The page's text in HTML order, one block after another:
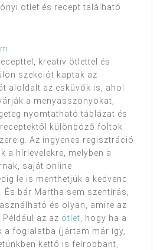
ötlet és recept található
kreatív ötlettel és
szekciót kaptak az
aloldalt az esküvők is, ahol
a menyasszonyokat,
nyomtatható táblázat és
különböző foltok
Az ingyenes regisztráció
a hírlevelekre, melyben a
saját online
le is menthetjük a kedvenc
És bár Martha sem szentírás,
és olyan, amire az
az az ötlet, hogy ha a
a foglalatba (jártam már így,
kettő is felrobbant,